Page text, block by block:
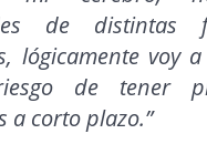
de distintas
lógicamente voy
de tener
a corto plazo.”